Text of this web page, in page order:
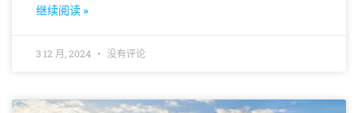
继续阅读 »
3 12 月, 2024 没有评论